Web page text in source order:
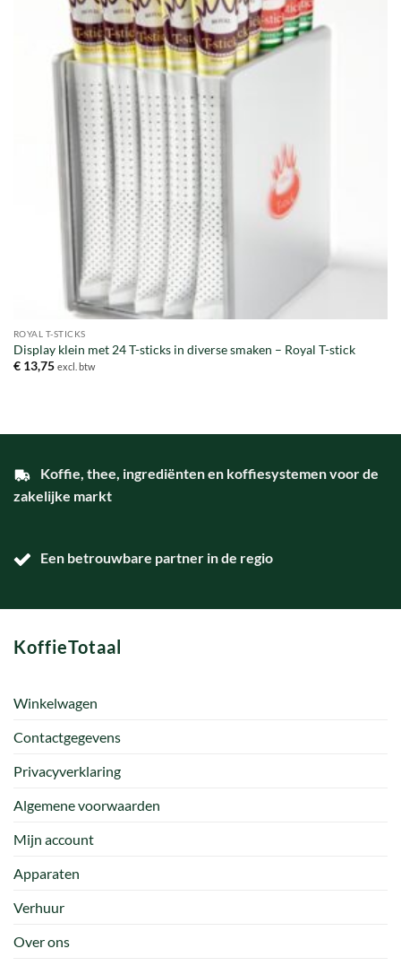
ROYAL T-STICKS
Display klein met 24 T-sticks in diverse smaken – Royal T-stick
€13,75 excl. btw
Koffie, thee, ingrediënten en koffiesystemen voor de
zakelijke markt
Een betrouwbare partner in de regio
KoffieTotaal
Winkelwagen
Contactgegevens
Privacyverklaring
Algemene voorwaarden
Mijn account
Apparaten
Verhuur
Over ons